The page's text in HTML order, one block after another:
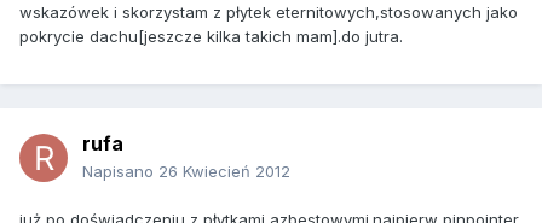
wskazówek i skorzystam z płytek eternitowych,stosowanych jako
pokrycie dachu[jeszcze kilka takich mam].do jutra.
rufa
Napisano 26 Kwiecień 2012